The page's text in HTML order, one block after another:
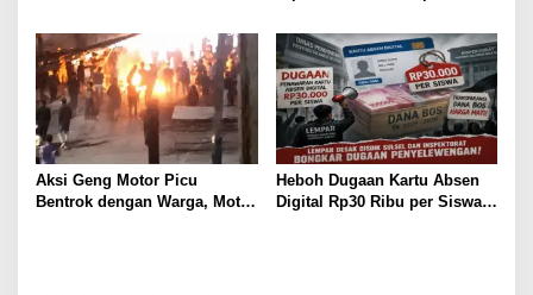
Jadi Sorotan
Aksi Geng Motor Picu
Bentrok dengan Warga, Motor
Heboh Dugaan Kartu Absen
Digital Rp30 Ribu per Siswa,